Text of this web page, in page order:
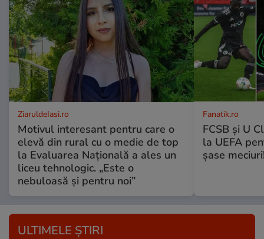
ZiaruldeIasi.ro
Motivul interesant pentru care o
elevă din rural cu o medie de top
la Evaluarea Națională a ales un
liceu tehnologic. „Este o
nebuloasă și pentru noi”
Fanatik.ro
FCSB și U
la UEFA
șase
ULTIMELE ȘTIRI